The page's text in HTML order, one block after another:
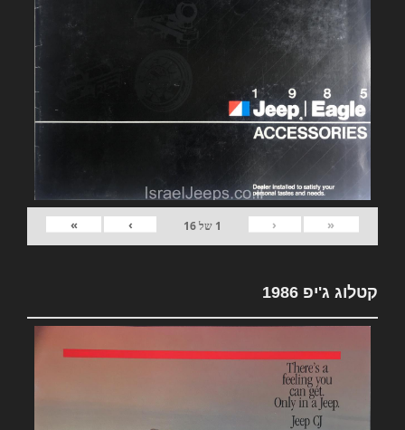
«
‹
1 של16
›
»
קטלוג ג'יפ 1986